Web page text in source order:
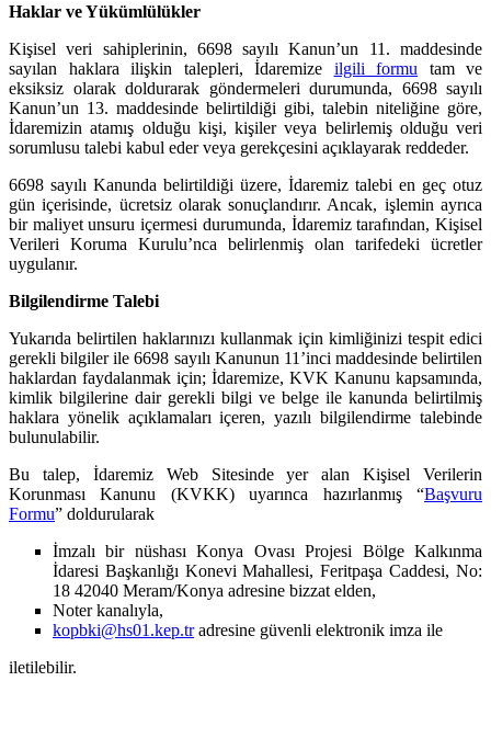
Haklar ve Yükümlülükler
Kişisel veri sahiplerinin, 6698 sayılı Kanun’un 11. maddesinde
sayılan haklara ilişkin talepleri, İdaremize ilgili formu tam ve
eksiksiz olarak doldurarak göndermeleri durumunda, 6698 sayılı
Kanun’un 13. maddesinde belirtildiği gibi, talebin niteliğine göre,
İdaremizin atamış olduğu kişi, kişiler veya belirlemiş olduğu veri
sorumlusu talebi kabul eder veya gerekçesini açıklayarak reddeder.
6698 sayılı Kanunda belirtildiği üzere, İdaremiz talebi en geç otuz
gün içerisinde, ücretsiz olarak sonuçlandırır. Ancak, işlemin ayrıca
bir maliyet unsuru içermesi durumunda, İdaremiz tarafından, Kişisel
Verileri Koruma Kurulu’nca belirlenmiş olan tarifedeki ücretler
uygulanır.
Bilgilendirme Talebi
Yukarıda belirtilen haklarınızı kullanmak için kimliğinizi tespit edici
gerekli bilgiler ile 6698 sayılı Kanunun 11’inci maddesinde belirtilen
haklardan faydalanmak için; İdaremize, KVK Kanunu kapsamında,
kimlik bilgilerine dair gerekli bilgi ve belge ile kanunda belirtilmiş
haklara yönelik açıklamaları içeren, yazılı bilgilendirme talebinde
bulunulabilir.
Bu talep, İdaremiz Web Sitesinde yer alan Kişisel Verilerin
Korunması Kanunu (KVKK) uyarınca hazırlanmış “Başvuru
Formu” doldurularak
İmzalı bir nüshası Konya Ovası Projesi Bölge Kalkınma
İdaresi Başkanlığı Konevi Mahallesi, Feritpaşa Caddesi, No:
18 42040 Meram/Konya adresine bizzat elden,
Noter kanalıyla,
kopbki@hs01.kep.tradresine güvenli elektronik imza ile
iletilebilir.